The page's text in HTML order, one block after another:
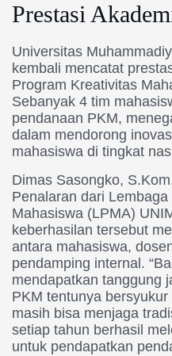
Prestasi
Universitas
kembali mencatat
Program Kreativitas
Sebanyak 4 tim
pendanaan PKM,
dalam mendorong
mahasiswa di tingkat
Dimas Sasongko,
Penalaran dari
Mahasiswa (LPMA)
keberhasilan tersebut
antara mahasiswa,
pendamping internal.
mendapatkan tanggung
PKM tentunya
masih bisa menjaga
setiap tahun berhasil
untuk pendapatkan